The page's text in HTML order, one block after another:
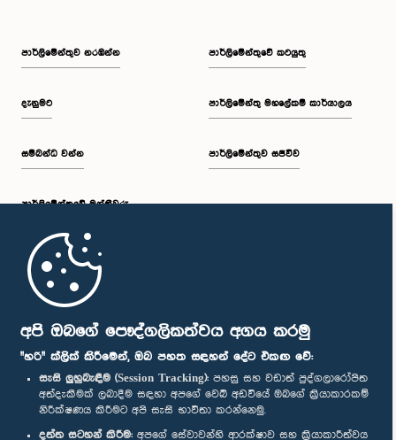
අපි ඔබගේ පෞද්ගලිකත්වය අගය කරමු
"හරි" ක්ලික් කිරීමෙන්, ඔබ පහත සඳහන් දේට එකඟ වේ:
සැසි ලුහුබැඳීම (Session Tracking): පහසු සහ වඩාත් පුද්ගලාරෝපිත
අත්දැකීමක් ලබාදීම සඳහා අපගේ වෙබ් අඩවියේ ඔබගේ ක්‍රියාකාරකම්
නිරීක්ෂණය කිරීමට අපි සැසි භාවිතා කරන්නෙමු.
දත්ත සටහන් කිරීම: අපගේ සේවාවන්හි ආරක්ෂාව සහ ක්‍රියාකාරීත්වය
පාර්ලි‌මේන්තුව නරඹන්න
දැනුමට
සම්බන්ධ වන්න
පාර්ලි‌මේන්තුවේ මන්ත්‍රීවරු
මුල් පිටුව
පාර්ලිමේන්තුවේ කටයුතු
පාර්ලිමේන්තු මහලේකම් කාර්යාලය
පාර්ලිමේන්තුව සජීවීව
පාර්ලිමේන්තු ජංගම යෙදුම
අප හා සම්බන්ධ වී සිටින්න :